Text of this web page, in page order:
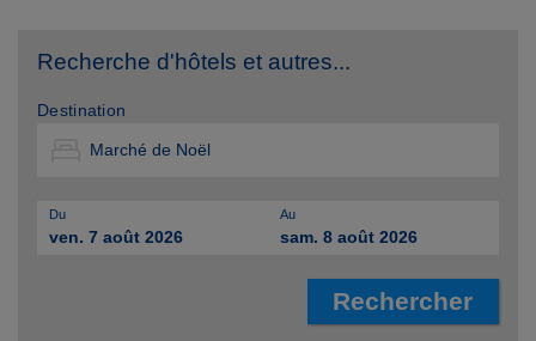
Recherche d'hôtels et autres...
Destination
Du
ven. 7 août 2026
Au
sam. 8 août 2026